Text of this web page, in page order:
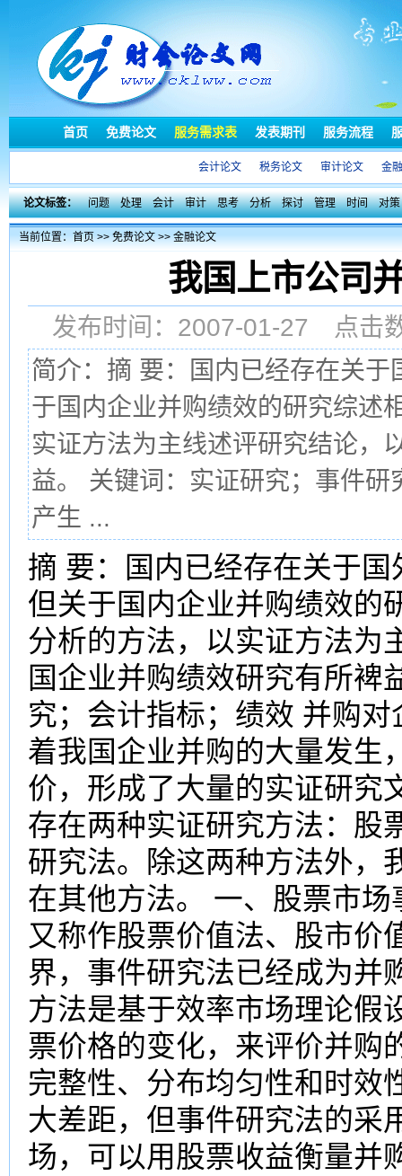
首页 免费论文 服务需求表 发表期刊 服务流程
会计论文 税务论文 审计论文 金
论文标签： 问题 处理 会计 审计 思考 分析 探讨 管理 时间 对策
当前位置：首页>>免费论文>>金融论文
我国上市公司
发布时间：2007-01-27 点
简介：摘 要：国内已经存在关
于国内企业并购绩效的研究综述
实证方法为主线述评研究结论，
益。 关键词：实证研究；事件
产生 ...
摘 要：国内已经存在关于
但关于国内企业并购绩效的
分析的方法，以实证方法为
国企业并购绩效研究有所裨
究；会计指标；绩效 并购
着我国企业并购的大量发生
价，形成了大量的实证研究
存在两种实证研究方法：股
研究法。除这两种方法外，
在其他方法。 一、股票市
又称作股票价值法、股市价
界，事件研究法已经成为并
方法是基于效率市场理论假
票价格的变化，来评价并购
完整性、分布均匀性和时效
大差距，但事件研究法的采
场，可以用股票收益衡量并